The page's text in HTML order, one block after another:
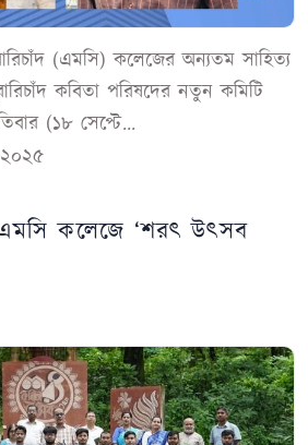
(এমসি) কলেজের অন্যতম সাহিত্য
কবিতা পরিষদের নতুন কমিটি
(১৮ সেপ্টে...
২০২৫
কলেজে ‘শরৎ উৎসব